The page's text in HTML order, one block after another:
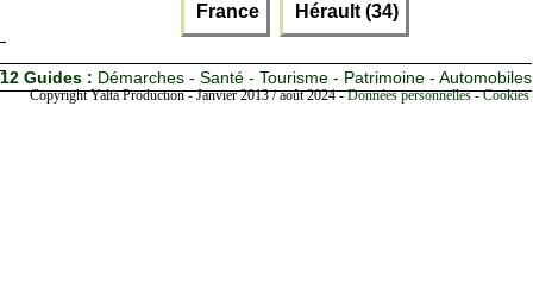
France Hérault (34)
12 Guides : Démarches - Santé - Tourisme - Patrimoine - Automobiles
Copyright Yalta Production - Janvier 2013 / août 2024 -Données personnelles -